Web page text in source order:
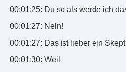
00:01:25: Du so als werde ich
00:01:27: Nein!
00:01:27: Das ist lieber ein
00:01:30: Weil